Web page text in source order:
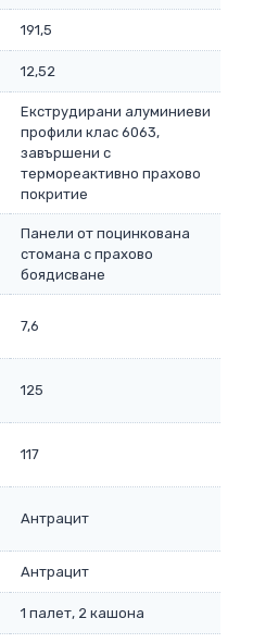
191,5
12,52
Eкструдирани алуминиеви
профили клас 6063,
завършени с
термореактивно прахово
покритие
Панели от поцинкована
стомана с прахово
боядисване
7,6
125
117
Антрацит
Антрацит
1 палет, 2 кашона